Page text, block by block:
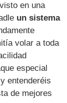
en una
un sistema
volar a toda
especial
entenderéis
de mejores